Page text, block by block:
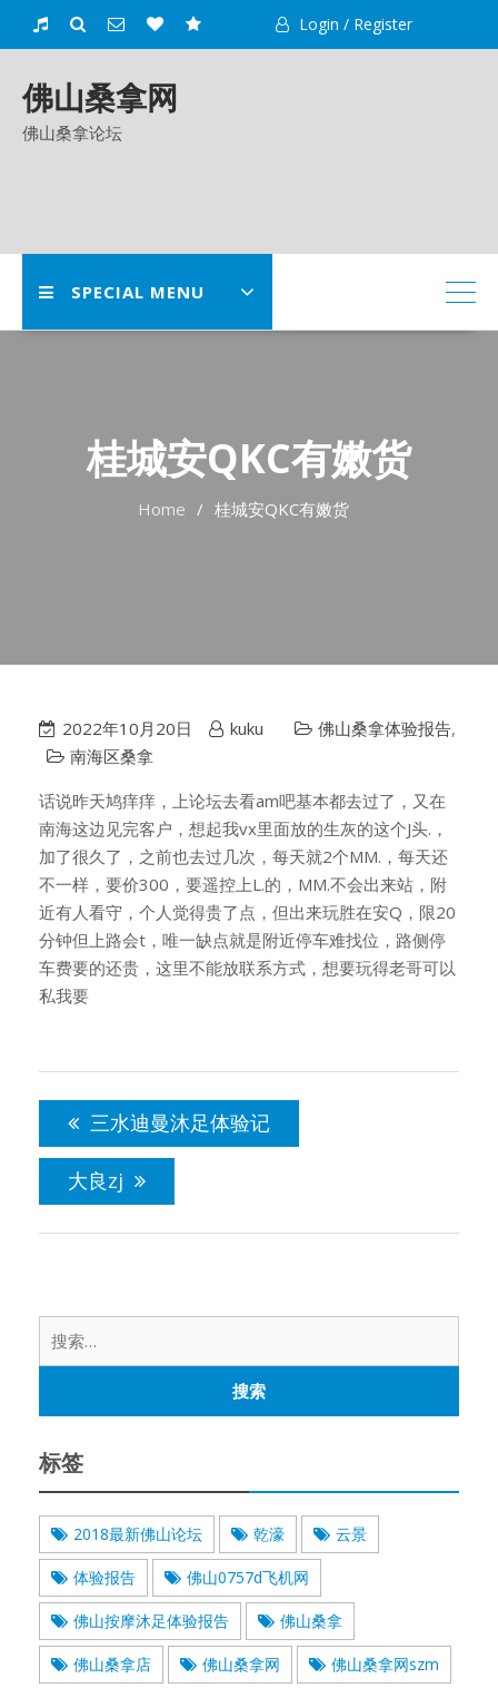
Login / Register
佛山桑拿网
佛山桑拿论坛
SPECIAL MENU
桂城安QKC有嫩货
Home 桂城安QKC有嫩货
2022年10月20日 kuku 佛山桑拿体验报告,
南海区桑拿
话说昨天鸠痒痒，上论坛去看am吧基本都去过了，又在
南海这边见完客户，想起我vx里面放的生灰的这个J头.，
加了很久了，之前也去过几次，每天就2个MM.，每天还
不一样，要价300，要遥控上L.的，MM.不会出来站，附
近有人看守，个人觉得贵了点，但出来玩胜在安Q，限20
分钟但上路会t，唯一缺点就是附近停车难找位，路侧停
车费要的还贵，这里不能放联系方式，想要玩得老哥可以
私我要
导
航
三水迪曼沐足体验记
大良zj
标签
2018最新佛山论坛 乾濠 云景
体验报告 佛山0757d飞机网
佛山按摩沐足体验报告 佛山桑拿
佛山桑拿店 佛山桑拿网 佛山桑拿网szm